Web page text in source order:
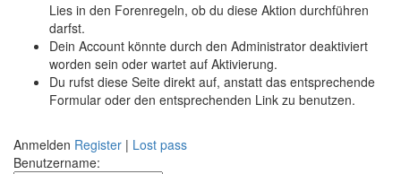
Lies in den Forenregeln, ob du diese Aktion durchführen
darfst.
Dein Account könnte durch den Administrator deaktiviert
worden sein oder wartet auf Aktivierung.
Du rufst diese Seite direkt auf, anstatt das entsprechende
Formular oder den entsprechenden Link zu benutzen.
Anmelden Register | Lost pass
Benutzername: